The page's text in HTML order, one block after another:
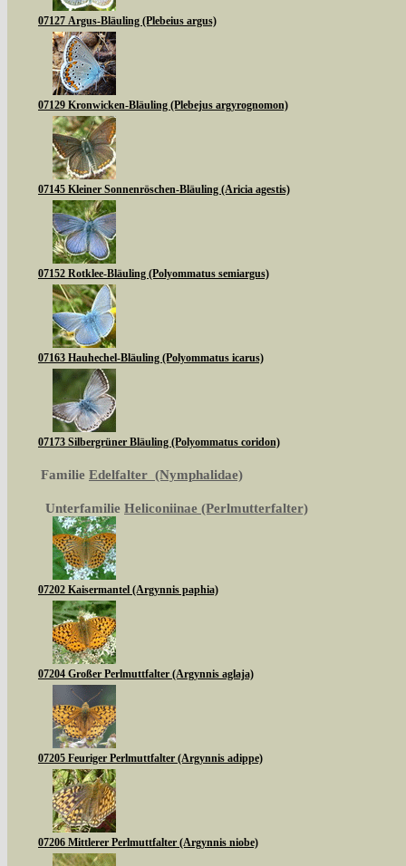
07127 Argus-Bläuling (Plebeius argus)
07129 Kronwicken-Bläuling (Plebejus argyrognomon)
07145 Kleiner Sonnenröschen-Bläuling (Aricia agestis)
07152 Rotklee-Bläuling (Polyommatus semiargus)
07163 Hauhechel-Bläuling (Polyommatus icarus)
07173 Silbergrüner Bläuling (Polyommatus coridon)
Familie Edelfalter (Nymphalidae)
Unterfamilie Heliconiinae (Perlmutterfalter)
07202 Kaisermantel (Argynnis paphia)
07204 Großer Perlmuttfalter (Argynnis aglaja)
07205 Feuriger Perlmuttfalter (Argynnis adippe)
07206 Mittlerer Perlmuttfalter (Argynnis niobe)